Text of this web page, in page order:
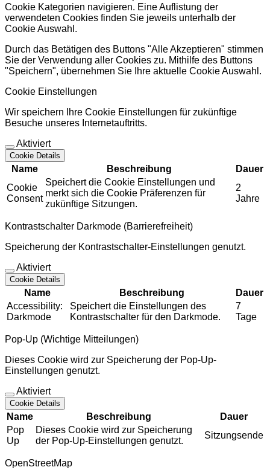
Cookie Kategorien navigieren. Eine Auflistung der
verwendeten Cookies finden Sie jeweils unterhalb der
Cookie Auswahl.
Durch das Betätigen des Buttons "Alle Akzeptieren" stimmen
Sie der Verwendung aller Cookies zu. Mithilfe des Buttons
"Speichern", übernehmen Sie Ihre aktuelle Cookie Auswahl.
Cookie Einstellungen
Wir speichern Ihre Cookie Einstellungen für zukünftige
Besuche unseres Internetauftritts.
Aktiviert
Cookie Details
Name Beschreibung
Dauer
Cookie
Consent
Speichert die Cookie Einstellungen und
merkt sich die Cookie Präferenzen für
zukünftige Sitzungen.
2
Jahre
Kontrastschalter Darkmode (Barrierefreiheit)
Speicherung der Kontrastschalter-Einstellungen genutzt.
Aktiviert
Cookie Details
Name Beschreibung
Dauer
Accessibility:
Darkmode
Speichert die Einstellungen des
Kontrastschalter für den Darkmode.
7
Tage
Pop-Up (Wichtige Mitteilungen)
Dieses Cookie wird zur Speicherung der Pop-Up-
Einstellungen genutzt.
Aktiviert
Cookie Details
Name Beschreibung
Dauer
Pop
Up
Dieses Cookie wird zur Speicherung
der Pop-Up-Einstellungen genutzt.
Sitzungsende
OpenStreetMap